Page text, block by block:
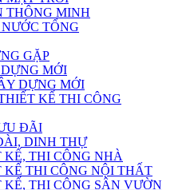
THÔNG MINH
TỔNG
GẶP
MỚI
DỰNG MỚI
KẾ THI CÔNG
ĐÃI
DINH THỰ
THI CÔNG NHÀ
KẾ THI CÔNG NỘI THẤT
THI CÔNG SÂN VƯỜN